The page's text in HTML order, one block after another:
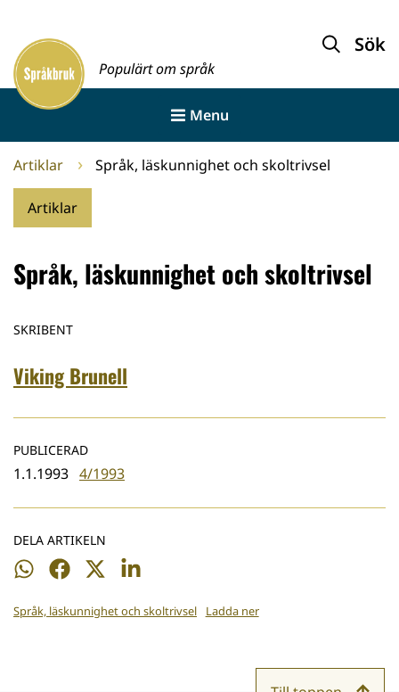
innehållet
Framsida
Populärt om språk
Sök
Menu
Artiklar Språk, läskunnighet och skoltrivsel
Artiklar
Språk, läskunnighet och skoltrivsel
SKRIBENT
Viking Brunell
PUBLICERAD
1.1.1993 4/1993
DELA ARTIKELN
Dela
WhatsApp
Dela
Facebook
Dela
Twitter
Dela
LinkedIn
Språk, läskunnighet och skoltrivsel Ladda ner